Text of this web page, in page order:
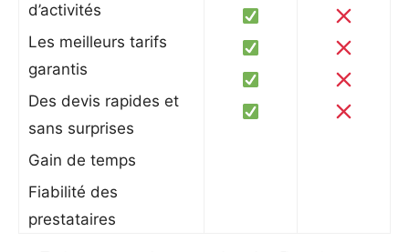
d’activités
Les meilleurs tarifs
garantis
Des devis rapides et
sans surprises
Gain de temps
Fiabilité des
prestataires